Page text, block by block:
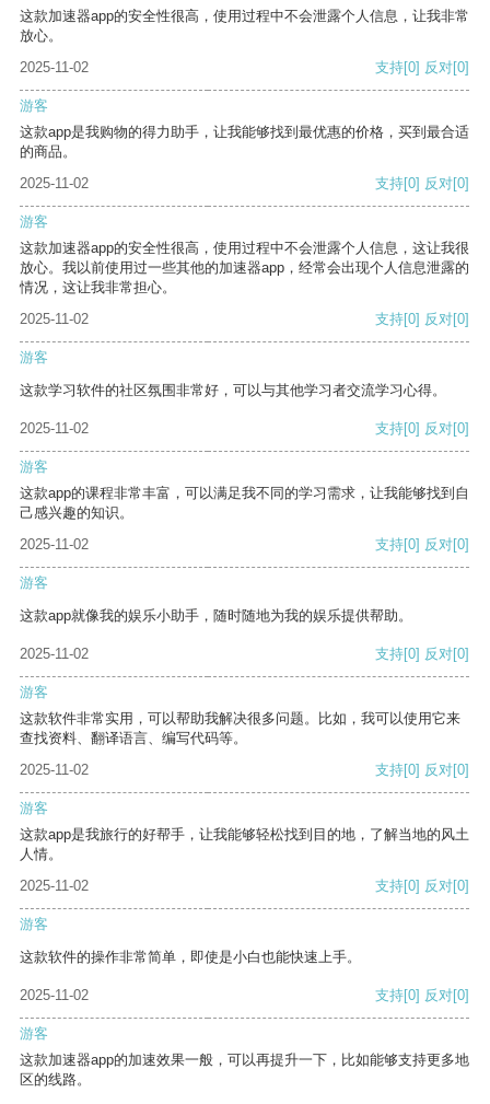
这款加速器app的安全性很高，使用过程中不会泄露个人信息，让我非常
放心。
2025-11-02
支持[0] 反对[0]
游客
这款app是我购物的得力助手，让我能够找到最优惠的价格，买到最合适
的商品。
2025-11-02
支持[0] 反对[0]
游客
这款加速器app的安全性很高，使用过程中不会泄露个人信息，这让我很
放心。我以前使用过一些其他的加速器app，经常会出现个人信息泄露的
情况，这让我非常担心。
2025-11-02
支持[0] 反对[0]
游客
这款学习软件的社区氛围非常好，可以与其他学习者交流学习心得。
2025-11-02 支持[0] 反对[0]
游客
这款app的课程非常丰富，可以满足我不同的学习需求，让我能够找到自
己感兴趣的知识。
2025-11-02
支持[0] 反对[0]
游客
这款app就像我的娱乐小助手，随时随地为我的娱乐提供帮助。
2025-11-02 支持[0] 反对[0]
游客
这款软件非常实用，可以帮助我解决很多问题。比如，我可以使用它来
查找资料、翻译语言、编写代码等。
2025-11-02
支持[0] 反对[0]
游客
这款app是我旅行的好帮手，让我能够轻松找到目的地，了解当地的风土
人情。
2025-11-02
支持[0] 反对[0]
游客
这款软件的操作非常简单，即使是小白也能快速上手。
2025-11-02 支持[0] 反对[0]
游客
这款加速器app的加速效果一般，可以再提升一下，比如能够支持更多地
区的线路。